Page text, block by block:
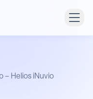
– Helios iNuvio